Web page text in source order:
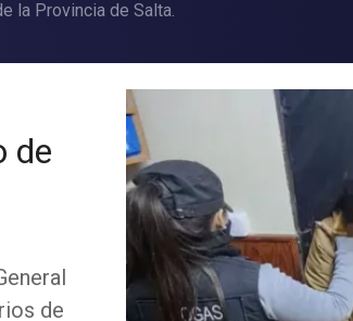
la Provincia de Salta.
de
de